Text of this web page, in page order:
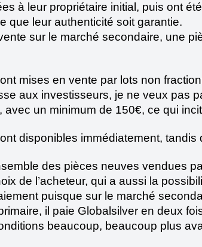
à leur propriétaire initial, puis ont
que leur authenticité soit garantie.
sur le marché secondaire, une
mises en vente par lots non
aux investisseurs, je ne veux pas
un minimum de 150€, ce qui
disponibles immédiatement, tandis
des pièces neuves vendues
de l’acheteur, qui a aussi la
puisque sur le marché
il paie Globalsilver en deux
beaucoup, beaucoup plus